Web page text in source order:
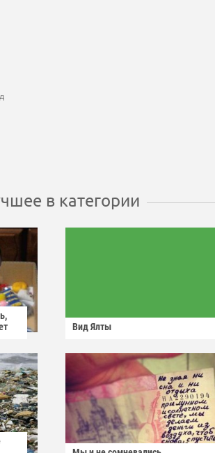
в категории
Вид Ялты